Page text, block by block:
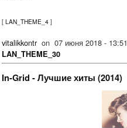
[ LAN_THEME_4 ]
vitalikkontron 07 июня 2018 - 13:51
LAN_THEME_30
In-Grid - Лучшие хиты (2014)